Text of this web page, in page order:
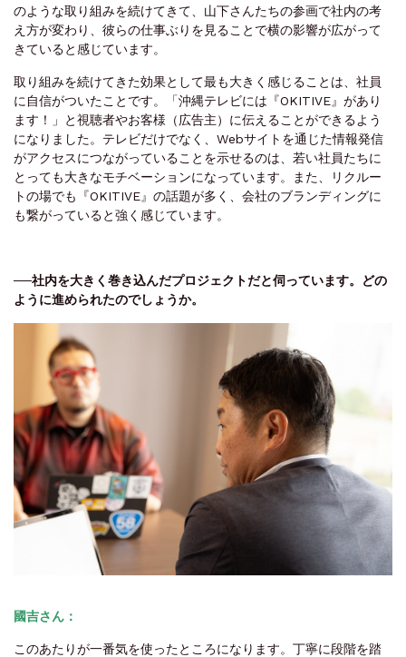
のような取り組みを続けてきて、山下さんたちの参画で社内の考
え方が変わり、彼らの仕事ぶりを見ることで横の影響が広がって
きていると感じています。
取り組みを続けてきた効果として最も大きく感じることは、社員
に自信がついたことです。「沖縄テレビには『OKITIVE』があり
ます！」と視聴者やお客様（広告主）に伝えることができるよう
になりました。テレビだけでなく、Webサイトを通じた情報発信
がアクセスにつながっていることを示せるのは、若い社員たちに
とっても大きなモチベーションになっています。また、リクルー
トの場でも『OKITIVE』の話題が多く、会社のブランディングに
も繋がっていると強く感じています。
──社内を大きく巻き込んだプロジェクトだと伺っています。どの
ように進められたのでしょうか。
國吉さん：
このあたりが一番気を使ったところになります。丁寧に段階を踏